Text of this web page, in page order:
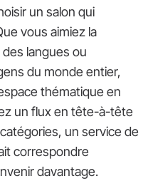
un salon qui
vous aimiez la
langues ou
du monde entier,
thématique en
un flux en tête-à-tête
un service de
correspondre
davantage.